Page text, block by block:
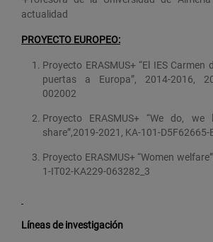
actualidad
PROYECTO EUROPEO:
Proyecto ERASMUS+ “El IES
puertas a Europa”, 2014-2016,
002002
Proyecto ERASMUS+ “We do,
share”,2019-2021, KA-101-D5F62665-
Proyecto ERASMUS+ “Women
1-IT02-KA229-063282_3
Líneas de investigación